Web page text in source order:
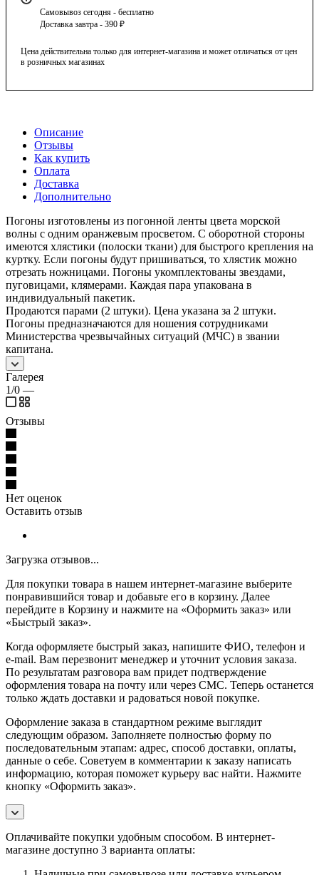
Самовывоз сегодня - бесплатно
Доставка завтра - 390 ₽
Цена действительна только для интернет-магазина и может отличаться от цен
в розничных магазинах
Описание
Отзывы
Как купить
Оплата
Доставка
Дополнительно
Погоны изготовлены из погонной ленты цвета морской
волны с одним оранжевым просветом. С оборотной стороны
имеются хлястики (полоски ткани) для быстрого крепления на
куртку. Если погоны будут пришиваться, то хлястик можно
отрезать ножницами. Погоны укомплектованы звездами,
пуговицами, клямерами. Каждая пара упакована в
индивидуальный пакетик.
Продаются парами (2 штуки). Цена указана за 2 штуки.
Погоны предназначаются для ношения сотрудниками
Министерства чрезвычайных ситуаций (МЧС) в звании
капитана.
Галерея
1/0 —
Отзывы
Нет оценок
Оставить отзыв
Загрузка отзывов...
Для покупки товара в нашем интернет-магазине выберите
понравившийся товар и добавьте его в корзину. Далее
перейдите в Корзину и нажмите на «Оформить заказ» или
«Быстрый заказ».
Когда оформляете быстрый заказ, напишите ФИО, телефон и
e-mail. Вам перезвонит менеджер и уточнит условия заказа.
По результатам разговора вам придет подтверждение
оформления товара на почту или через СМС. Теперь останется
только ждать доставки и радоваться новой покупке.
Оформление заказа в стандартном режиме выглядит
следующим образом. Заполняете полностью форму по
последовательным этапам: адрес, способ доставки, оплаты,
данные о себе. Советуем в комментарии к заказу написать
информацию, которая поможет курьеру вас найти. Нажмите
кнопку «Оформить заказ».
Оплачивайте покупки удобным способом. В интернет-
магазине доступно 3 варианта оплаты: